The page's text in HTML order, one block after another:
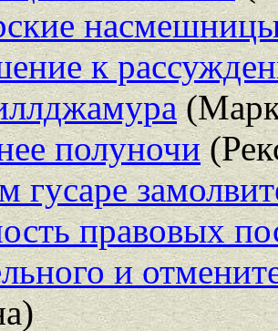
к
полуночи
гусаре
правовых
и